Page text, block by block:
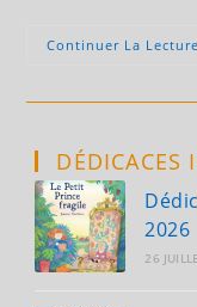
Continuer La Lecture
DÉDICACES
2026
26